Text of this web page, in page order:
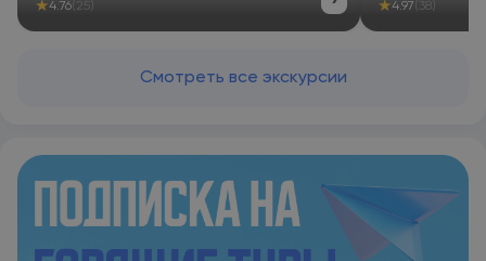
★4.76 (25) ★4.97 (38)
Смотреть все экскурсии